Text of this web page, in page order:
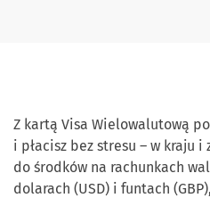
Z kartą Visa Wielowalutową
i płacisz bez stresu – w kraju i
do środków na rachunkach
dolarach (USD) i funtach